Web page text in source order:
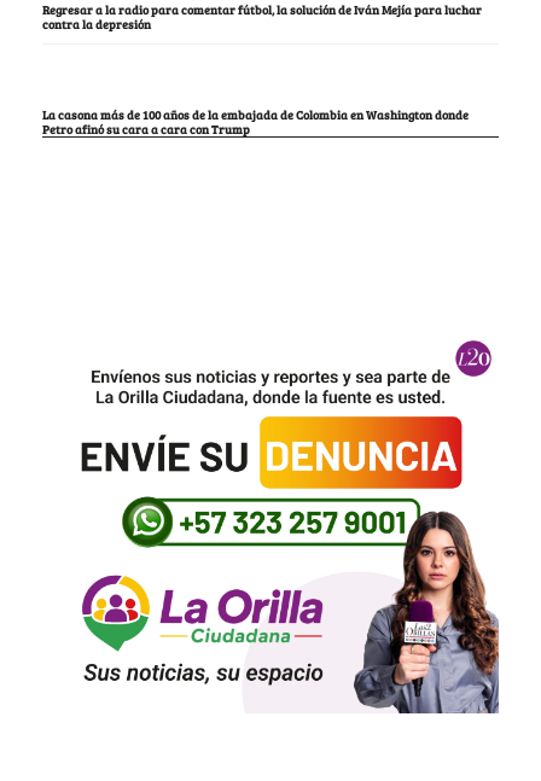
Regresar a la radio para comentar fútbol, la solución de Iván Mejía para luchar
contra la depresión
La casona más de 100 años de la embajada de Colombia en Washington donde
Petro afinó su cara a cara con Trump